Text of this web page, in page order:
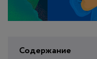
Содержание